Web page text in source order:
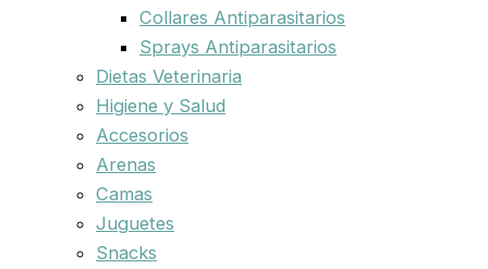
Collares Antiparasitarios
Sprays Antiparasitarios
Dietas Veterinaria
Higiene y Salud
Accesorios
Arenas
Camas
Juguetes
Snacks